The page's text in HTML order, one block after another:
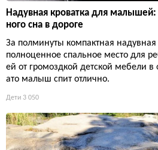
Надувная кроватка для
ного сна в дороге
За полминуты компактная надувная
полноценное спальное место для
ей от громоздкой детской мебели
ато малыш спит отлично.
Дети 3 050